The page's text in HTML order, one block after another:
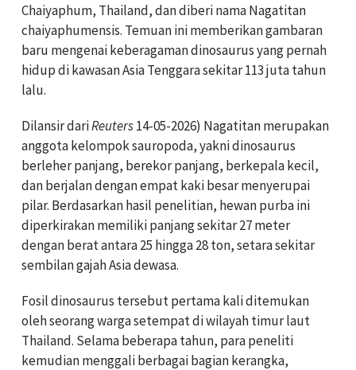
Chaiyaphum, Thailand, dan diberi nama Nagatitan
chaiyaphumensis. Temuan ini memberikan gambaran
baru mengenai keberagaman dinosaurus yang pernah
hidup di kawasan Asia Tenggara sekitar 113 juta tahun
lalu.
Dilansir dariReuters14-05-2026) Nagatitan merupakan
anggota kelompok sauropoda, yakni dinosaurus
berleher panjang, berekor panjang, berkepala kecil,
dan berjalan dengan empat kaki besar menyerupai
pilar. Berdasarkan hasil penelitian, hewan purba ini
diperkirakan memiliki panjang sekitar 27 meter
dengan berat antara 25 hingga 28 ton, setara sekitar
sembilan gajah Asia dewasa.
Fosil dinosaurus tersebut pertama kali ditemukan
oleh seorang warga setempat di wilayah timur laut
Thailand. Selama beberapa tahun, para peneliti
kemudian menggali berbagai bagian kerangka,